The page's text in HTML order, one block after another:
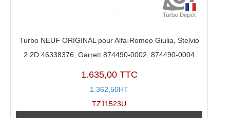
Turbo NEUF ORIGINAL pour Alfa-Romeo Giulia, Stelvio
2.2D 46338376, Garrett 874490-0002, 874490-0004
1.635,00 TTC
1.362,50HT
TZ11523U